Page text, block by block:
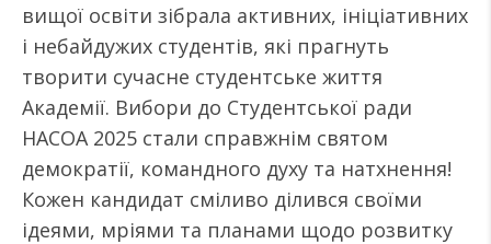
вищої освіти зібрала активних, ініціативних
і небайдужих студентів, які прагнуть
творити сучасне студентське життя
Академії. Вибори до Студентської ради
НАСОА 2025 стали справжнім святом
демократії, командного духу та натхнення!
Кожен кандидат сміливо ділився своїми
ідеями, мріями та планами щодо розвитку